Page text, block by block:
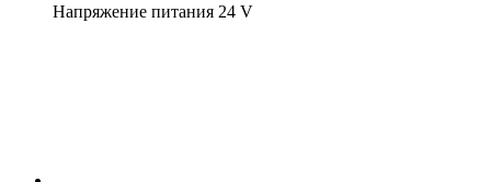
Напряжение питания 24 V